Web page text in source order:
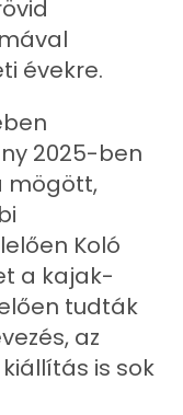
évekre.
2025-ben
mögött,
Koló
a kajak-
tudták
az
is sok